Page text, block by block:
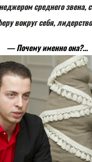
среднего звена,
вокруг себя,
— Почему именно она?…